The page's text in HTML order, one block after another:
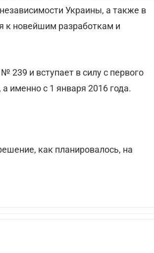
Украины, а также в
к новейшим разработкам и
239 и вступает в силу с первого
именно с 1 января 2016 года.
как планировалось, на